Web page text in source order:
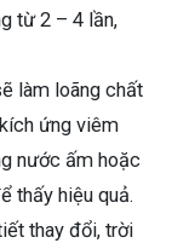
từ 2 – 4 lần,
làm loãng chất
ứng viêm
nước ấm hoặc
thấy hiệu quả.
thay đổi, trời